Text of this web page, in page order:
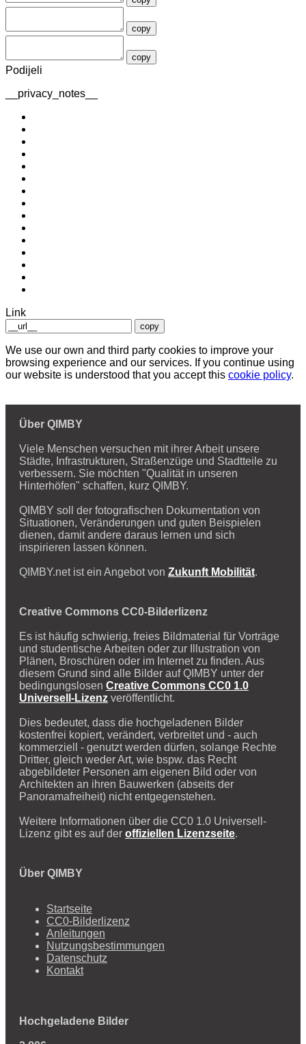
copy
copy
Podijeli
__privacy_notes__
Link
copy
We use our own and third party cookies to improve your
browsing experience and our services. If you continue using
our website is understood that you accept this cookie policy.
Über QIMBY
Viele Menschen versuchen mit ihrer Arbeit unsere
Städte, Infrastrukturen, Straßenzüge und Stadtteile zu
verbessern. Sie möchten "Qualität in unseren
Hinterhöfen" schaffen, kurz QIMBY.
QIMBY soll der fotografischen Dokumentation von
Situationen, Veränderungen und guten Beispielen
dienen, damit andere daraus lernen und sich
inspirieren lassen können.
QIMBY.net ist ein Angebot von Zukunft Mobilität.
Creative Commons CC0-Bilderlizenz
Es ist häufig schwierig, freies Bildmaterial für Vorträge
und studentische Arbeiten oder zur Illustration von
Plänen, Broschüren oder im Internet zu finden. Aus
diesem Grund sind alle Bilder auf QIMBY unter der
bedingungslosen Creative Commons CC0 1.0
Universell-Lizenz veröffentlicht.
Dies bedeutet, dass die hochgeladenen Bilder
kostenfrei kopiert, verändert, verbreitet und - auch
kommerziell - genutzt werden dürfen, solange Rechte
Dritter, gleich weder Art, wie bspw. das Recht
abgebildeter Personen am eigenen Bild oder von
Architekten an ihren Bauwerken (abseits der
Panoramafreiheit) nicht entgegenstehen.
Weitere Informationen über die CC0 1.0 Universell-
Lizenz gibt es auf der offiziellen Lizenzseite.
Über QIMBY
Startseite
CC0-Bilderlizenz
Anleitungen
Nutzungsbestimmungen
Datenschutz
Kontakt
Hochgeladene Bilder